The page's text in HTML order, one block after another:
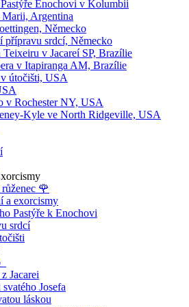
Enochovi v Kolumbii
Argentina
Německo
srdcí, Německo
v Jacareí SP, Brazílie
v Itapiranga AM, Brazílie
útočišti, USA
v Rochester NY, USA
Kyle ve North Ridgeville, USA
🌹
a exorcismy
Pastýře k Enochovi
srdcí
Jacarei
Josefa
láskou